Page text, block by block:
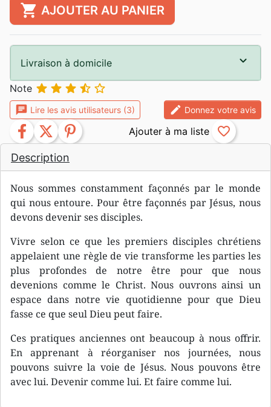
Description
Nous sommes constamment façonnés par le monde
qui nous entoure. Pour être façonnés par Jésus, nous
devons devenir ses disciples.
Vivre selon ce que les premiers disciples chrétiens
appelaient une règle de vie transforme les parties les
plus profondes de notre être pour que nous
devenions comme le Christ. Nous ouvrons ainsi un
espace dans notre vie quotidienne pour que Dieu
fasse ce que seul Dieu peut faire.
Ces pratiques anciennes ont beaucoup à nous offrir.
En apprenant à réorganiser nos journées, nous
pouvons suivre la voie de Jésus. Nous pouvons être
avec lui. Devenir comme lui. Et faire comme lui.
shopping_cart AJOUTER AU PANIER
Livraison à domicile
Note     
chat Lire les avis utilisateurs (3) edit Donnez votre avis
facebook twitter pinterest favorite_border